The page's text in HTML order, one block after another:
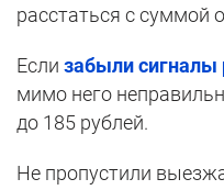
расстаться с суммой
Если забыли сигналы
мимо него
до 185 рублей.
Не пропустили